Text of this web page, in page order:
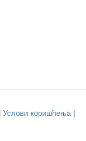
Услови коришћења|